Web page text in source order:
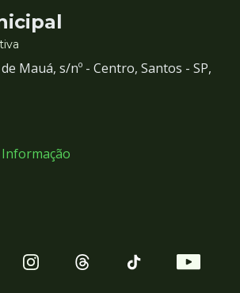
Mauá, s/nº - Centro, Santos - SP,
Informação